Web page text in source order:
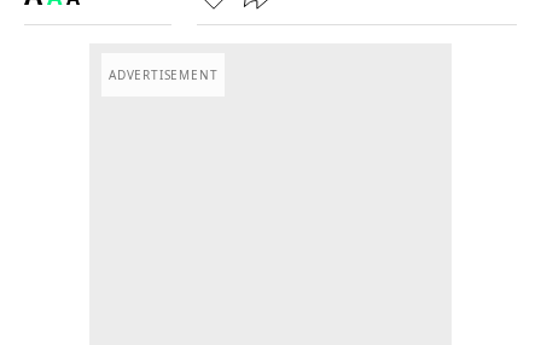
ADVERTISEMENT